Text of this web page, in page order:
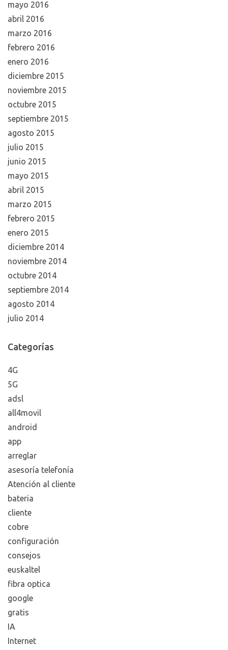
mayo 2016
abril 2016
marzo 2016
febrero 2016
enero 2016
diciembre 2015
noviembre 2015
octubre 2015
septiembre 2015
agosto 2015
julio 2015
junio 2015
mayo 2015
abril 2015
marzo 2015
febrero 2015
enero 2015
diciembre 2014
noviembre 2014
octubre 2014
septiembre 2014
agosto 2014
julio 2014
Categorías
4G
5G
adsl
all4movil
android
app
arreglar
asesoría telefonía
Atención al cliente
bateria
cliente
cobre
configuración
consejos
euskaltel
fibra optica
google
gratis
IA
Internet